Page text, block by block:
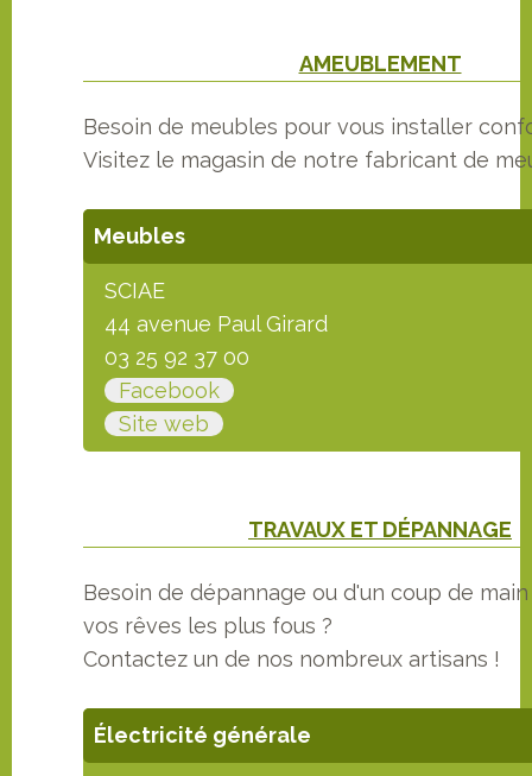
AMEUBLEMENT
Besoin de meubles pour vous installer
Visitez le magasin de notre fabricant de
Meubles
SCIAE
44 avenue Paul Girard
03 25 92 37 00
Facebook
Site web
TRAVAUX ET DÉPANNAGE
Besoin de dépannage ou d'un coup de
vos rêves les plus fous ?
Contactez un de nos nombreux artisans !
Électricité générale